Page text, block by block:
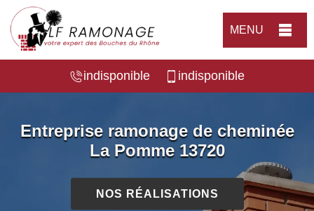
MENU
indisponible indisponible
Entreprise ramonage de cheminée
La Pomme 13720
NOS RÉALISATIONS